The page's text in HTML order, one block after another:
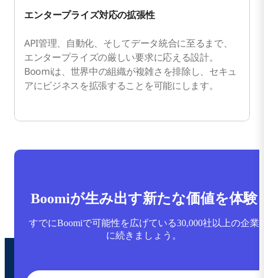
エンタープライズ対応の拡張性
API管理、自動化、そしてデータ統合に至るまで、
エンタープライズの厳しい要求に応える設計。
Boomiは、世界中の組織が複雑さを排除し、セキュ
アにビジネスを拡張することを可能にします。
Boomiが生み出す新たな価値を体験
すでにBoomiで可能性を広げている30,000社以上の企業
に続きましょう。